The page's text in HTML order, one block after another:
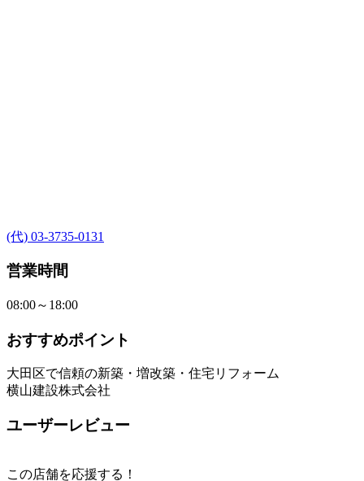
(代) 03-3735-0131
営業時間
08:00～18:00
おすすめポイント
大田区で信頼の新築・増改築・住宅リフォーム
横山建設株式会社
ユーザーレビュー
この店舗を応援する！